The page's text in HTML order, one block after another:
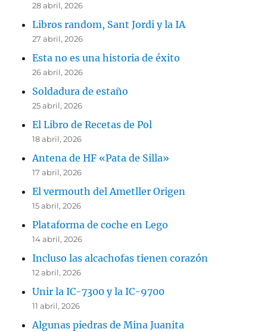
28 abril, 2026
Libros random, Sant Jordi y la IA
27 abril, 2026
Esta no es una historia de éxito
26 abril, 2026
Soldadura de estaño
25 abril, 2026
El Libro de Recetas de Pol
18 abril, 2026
Antena de HF «Pata de Silla»
17 abril, 2026
El vermouth del Ametller Origen
15 abril, 2026
Plataforma de coche en Lego
14 abril, 2026
Incluso las alcachofas tienen corazón
12 abril, 2026
Unir la IC-7300 y la IC-9700
11 abril, 2026
Algunas piedras de Mina Juanita